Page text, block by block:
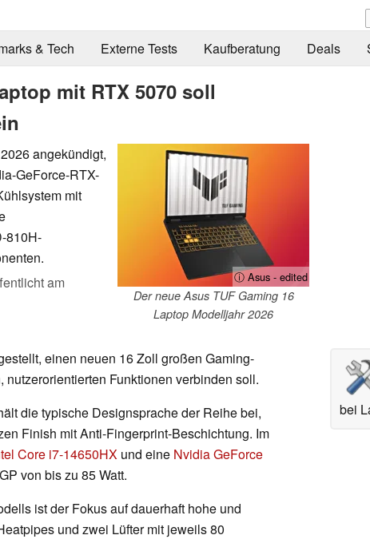
& Tech Externe Tests Kaufberatung Deals
mit RTX 5070 soll
ⓘ Asus - edited
Der neue Asus TUF Gaming 16
Laptop Modelljahr 2026
angekündigt,
GeForce-RTX-
mit
810H-
am
bei
einen neuen 16 Zoll großen Gaming-
Funktionen verbinden soll.
die typische Designsprache der Reihe bei,
Finish mit Anti-Fingerprint-Beschichtung. Im
Core i7-14650HX und eine Nvidia GeForce
von bis zu 85 Watt.
ist der Fokus auf dauerhaft hohe und
und zwei Lüfter mit jeweils 80